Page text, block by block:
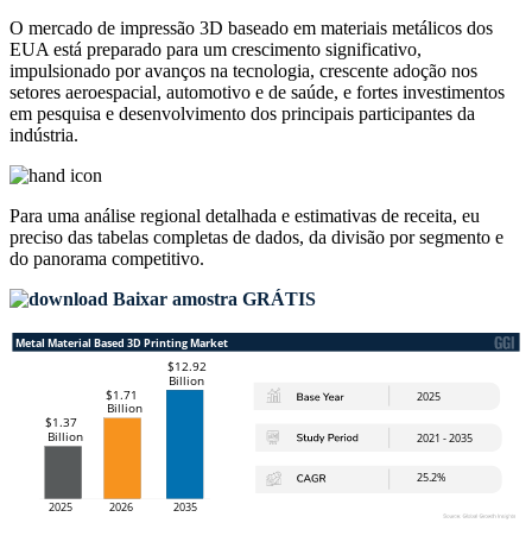
O mercado de impressão 3D baseado em materiais metálicos dos
EUA está preparado para um crescimento significativo,
impulsionado por avanços na tecnologia, crescente adoção nos
setores aeroespacial, automotivo e de saúde, e fortes investimentos
em pesquisa e desenvolvimento dos principais participantes da
indústria.
Para uma análise regional detalhada e estimativas de receita, eu
preciso das tabelas completas de dados, da divisão por segmento e
do panorama competitivo.
Baixar amostra GRÁTIS